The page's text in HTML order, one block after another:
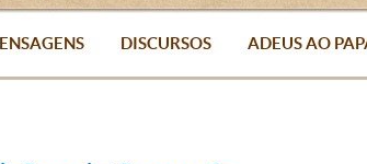
DISCURSOS ADEUS AO